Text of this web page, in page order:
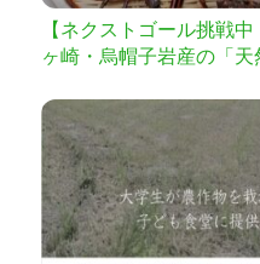
【ネクストゴール挑戦
ヶ崎・烏帽子岩産の「天
ら獲れたて直送］